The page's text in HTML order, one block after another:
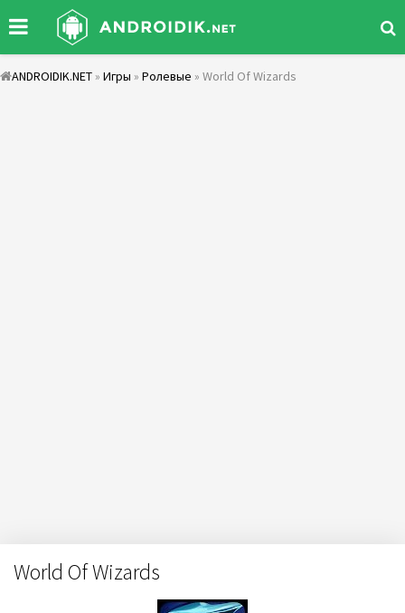
ANDROIDIK.NET » Игры » Ролевые » World Of Wizards
World Of Wizards